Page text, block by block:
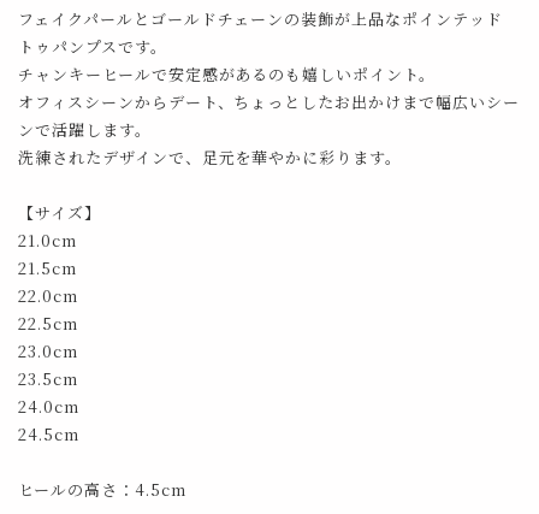
フェイクパールとゴールドチェーンの装飾が上品なポインテッド
トゥパンプスです。
チャンキーヒールで安定感があるのも嬉しいポイント。
オフィスシーンからデート、ちょっとしたお出かけまで幅広いシー
ンで活躍します。
洗練されたデザインで、足元を華やかに彩ります。
【サイズ】
21.0cm
21.5cm
22.0cm
22.5cm
23.0cm
23.5cm
24.0cm
24.5cm
ヒールの高さ：4.5cm